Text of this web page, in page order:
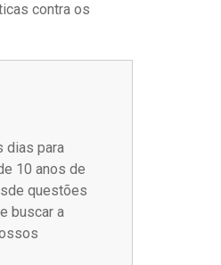
contra os
dias para
10 anos de
questões
buscar a